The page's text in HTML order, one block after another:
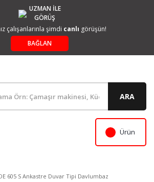
UZMAN İLE
GÖRÜŞ
çalışanlarınla şimdi canlı görüşün!
BAĞLAN
ARA
Ürün
605 S Ankastre Duvar Tipi Davlumbaz